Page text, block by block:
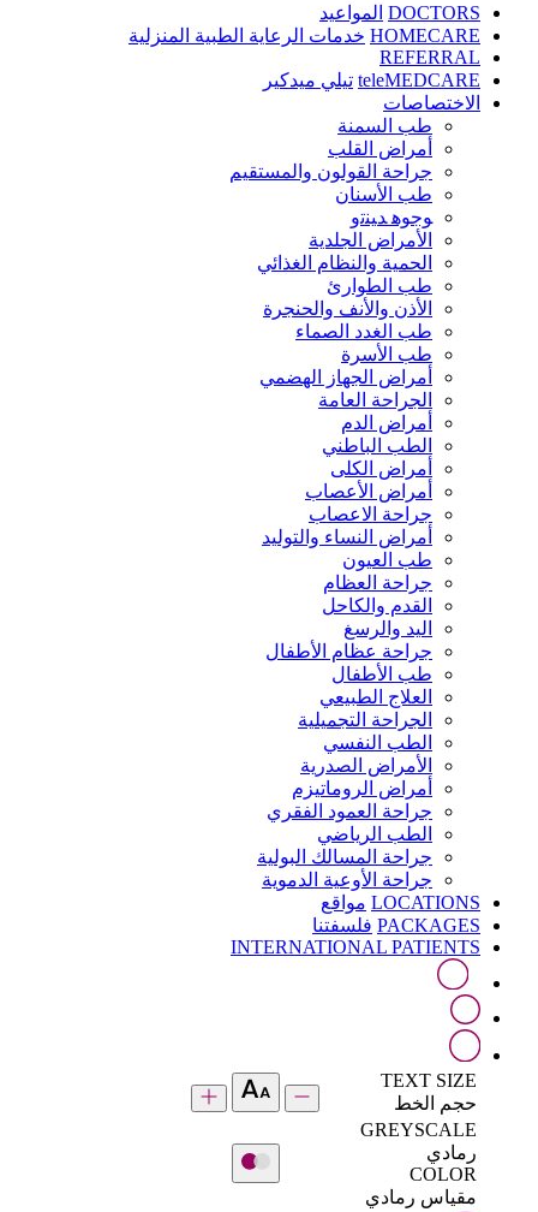
DOCTORS المواعيد
HOMECARE خدمات الرعاية الطبية المنزلية
REFERRAL
teleMEDCARE تيلي ميدكير
الاختصاصات
طب السمنة
أمراض القلب
جراحة القولون والمستقيم
طب الأسنان
ﻮﺟﻮﻫ ﺪﻴﻨﺗﻭ
الأمراض الجلدية
الحمية والنظام الغذائي
طب الطوارئ
الأذن والأنف والحنجرة
طب الغدد الصماء
طب الأسرة
أمراض الجهاز الهضمي
الجراحة العامة
أمراض الدم
الطب الباطني
أمراض الكلى
أمراض الأعصاب
جراحة الاعصاب
أمراض النساء والتوليد
طب العيون
جراحة العظام
القدم والكاحل
اليد والرسغ
جراحة عظام الأطفال
طب الأطفال
العلاج الطبيعي
الجراحة التجميلية
الطب النفسي
الأمراض الصدرية
أمراض الروماتيزم
جراحة العمود الفقري
الطب الرياضي
جراحة المسالك البولية
جراحة الأوعية الدموية
LOCATIONS مواقع
PACKAGES فلسفتنا
INTERNATIONAL PATIENTS
TEXT SIZE
حجم الخط
GREYSCALE
رمادي
COLOR
مقياس رمادي